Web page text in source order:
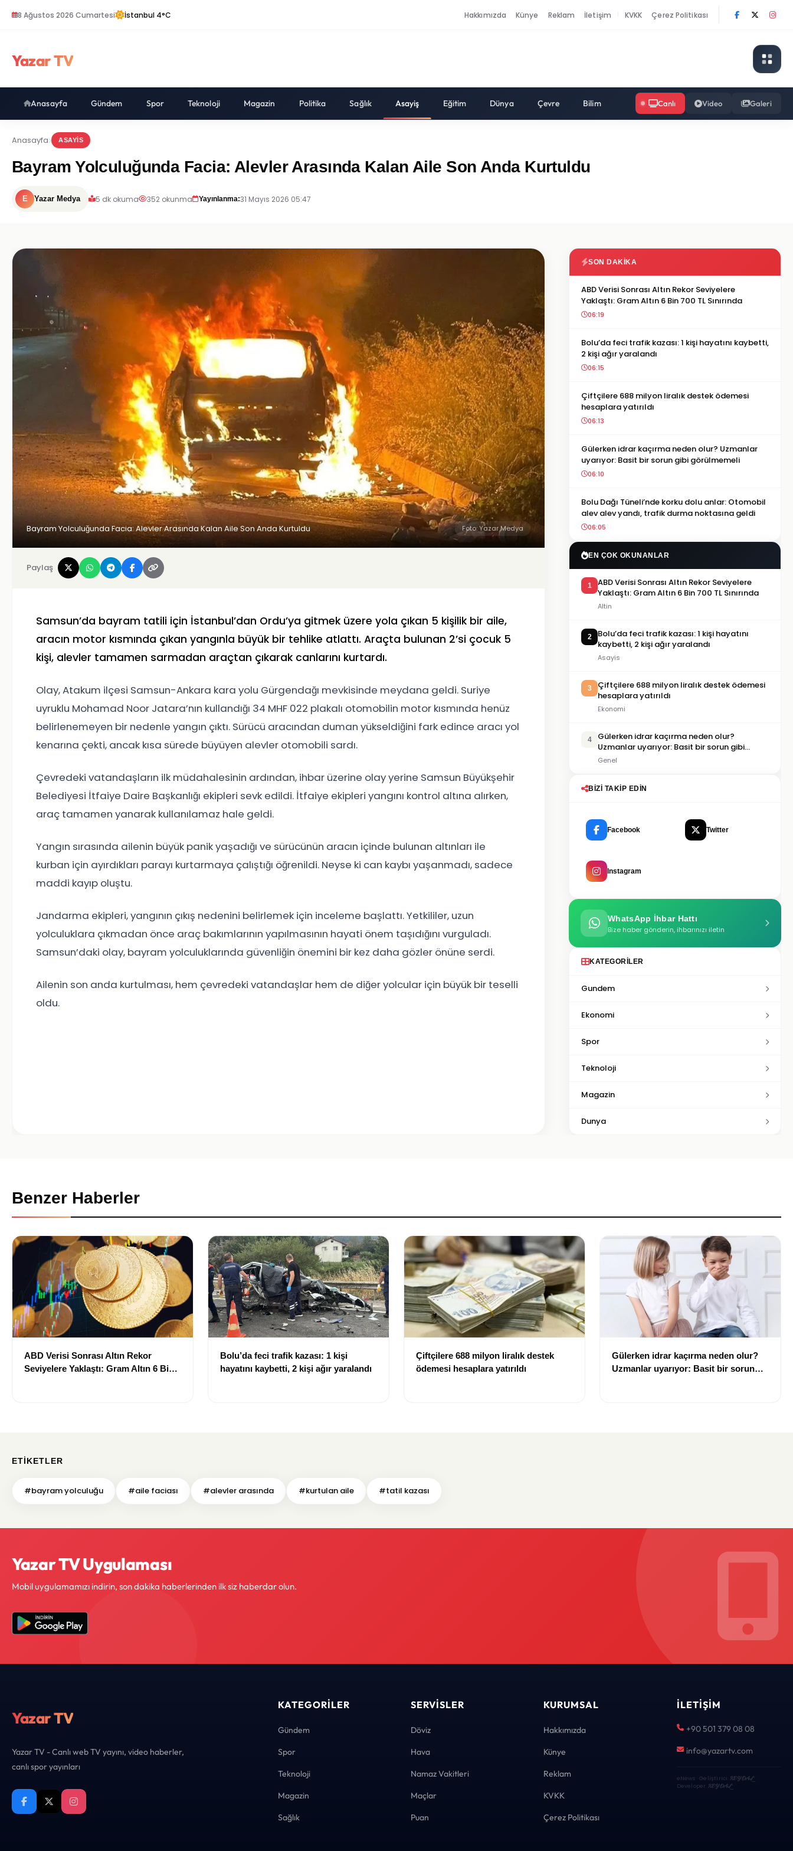
8 Ağustos 2026 Cumartesi İstanbul 4°C Hakkımızda Künye Reklam İletişim KVKK Çerez Politikası
Yazar TV
Anasayfa Gündem Spor Teknoloji Magazin Politika Sağlık Asayiş Eğitim Dünya Çevre Bilim Canlı Video Galeri
Anasayfa ASAYIS
Bayram Yolculuğunda Facia: Alevler Arasında Kalan Aile Son Anda Kurtuldu
E Yazar Medya 5 dk okuma 352 okunma Yayınlanma:31 Mayıs 2026 05:47
Bayram Yolculuğunda Facia: Alevler Arasında Kalan Aile Son Anda Kurtuldu Foto: Yazar Medya
Paylaş
Samsun’da bayram tatili için İstanbul’dan Ordu’ya gitmek üzere yola çıkan 5 kişilik bir aile,
aracın motor kısmında çıkan yangınla büyük bir tehlike atlattı. Araçta bulunan 2’si çocuk 5
kişi, alevler tamamen sarmadan araçtan çıkarak canlarını kurtardı.
Olay, Atakum ilçesi Samsun-Ankara kara yolu Gürgendağı mevkisinde meydana geldi. Suriye
uyruklu Mohamad Noor Jatara’nın kullandığı 34 MHF 022 plakalı otomobilin motor kısmında henüz
belirlenemeyen bir nedenle yangın çıktı. Sürücü aracından duman yükseldiğini fark edince aracı yol
kenarına çekti, ancak kısa sürede büyüyen alevler otomobili sardı.
Çevredeki vatandaşların ilk müdahalesinin ardından, ihbar üzerine olay yerine Samsun Büyükşehir
Belediyesi İtfaiye Daire Başkanlığı ekipleri sevk edildi. İtfaiye ekipleri yangını kontrol altına alırken,
araç tamamen yanarak kullanılamaz hale geldi.
Yangın sırasında ailenin büyük panik yaşadığı ve sürücünün aracın içinde bulunan altınları ile
kurban için ayırdıkları parayı kurtarmaya çalıştığı öğrenildi. Neyse ki can kaybı yaşanmadı, sadece
maddi kayıp oluştu.
Jandarma ekipleri, yangının çıkış nedenini belirlemek için inceleme başlattı. Yetkililer, uzun
yolculuklara çıkmadan önce araç bakımlarının yapılmasının hayati önem taşıdığını vurguladı.
Samsun’daki olay, bayram yolculuklarında güvenliğin önemini bir kez daha gözler önüne serdi.
Ailenin son anda kurtulması, hem çevredeki vatandaşlar hem de diğer yolcular için büyük bir teselli
oldu.
SON DAKIKA
ABD Verisi Sonrası Altın Rekor Seviyelere
Yaklaştı: Gram Altın 6 Bin 700 TL Sınırında
06:19
Bolu’da feci trafik kazası: 1 kişi hayatını kaybetti,
2 kişi ağır yaralandı
06:15
Çiftçilere 688 milyon liralık destek ödemesi
hesaplara yatırıldı
06:13
Gülerken idrar kaçırma neden olur? Uzmanlar
uyarıyor: Basit bir sorun gibi görülmemeli
06:10
Bolu Dağı Tüneli’nde korku dolu anlar: Otomobil
alev alev yandı, trafik durma noktasına geldi
06:05
EN ÇOK OKUNANLAR
1
ABD Verisi Sonrası Altın Rekor Seviyelere
Yaklaştı: Gram Altın 6 Bin 700 TL Sınırında
Altin
2
Bolu’da feci trafik kazası: 1 kişi hayatını
kaybetti, 2 kişi ağır yaralandı
Asayis
3
Çiftçilere 688 milyon liralık destek ödemesi
hesaplara yatırıldı
Ekonomi
4
Gülerken idrar kaçırma neden olur?
Uzmanlar uyarıyor: Basit bir sorun gibi
görülmemeli
Genel
BIZI TAKIP EDIN
Facebook Twitter
Instagram
WhatsApp İhbar Hattı
Bize haber gönderin, ihbarınızı iletin
KATEGORILER
Gundem
Ekonomi
Spor
Teknoloji
Magazin
Dunya
Benzer Haberler
ABD Verisi Sonrası Altın Rekor
Seviyelere Yaklaştı: Gram Altın 6 Bin
Bolu’da feci trafik kazası: 1 kişi
hayatını kaybetti, 2 kişi ağır yaralandı
Çiftçilere 688 milyon liralık destek
ödemesi hesaplara yatırıldı
Gülerken idrar kaçırma neden olur?
Uzmanlar uyarıyor: Basit bir sorun
ETIKETLER
#bayram yolculuğu #aile faciası #alevler arasında #kurtulan aile #tatil kazası
Yazar TV Uygulaması
Mobil uygulamamızı indirin, son dakika haberlerinden ilk siz haberdar olun.
Yazar TV
Yazar TV - Canlı web TV yayını, video haberler,
canlı spor yayınları
KATEGORILER
Gündem
Spor
Teknoloji
Magazin
Sağlık
SERVISLER
Döviz
Hava
Namaz Vakitleri
Maçlar
Puan
KURUMSAL
Hakkımızda
Künye
Reklam
KVKK
Çerez Politikası
İLETIŞIM
+90 501 379 08 08
info@yazartv.com
eNews · Geliştirici KEYDAL·
Developer KEYDAL